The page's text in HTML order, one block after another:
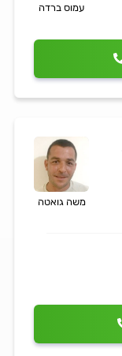
עמוס ברדה
משה גואטה